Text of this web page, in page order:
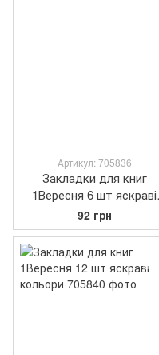
Артикул: 705836
Закладки для книг
1Вересня 6 шт яскраві
кольори
92 грн